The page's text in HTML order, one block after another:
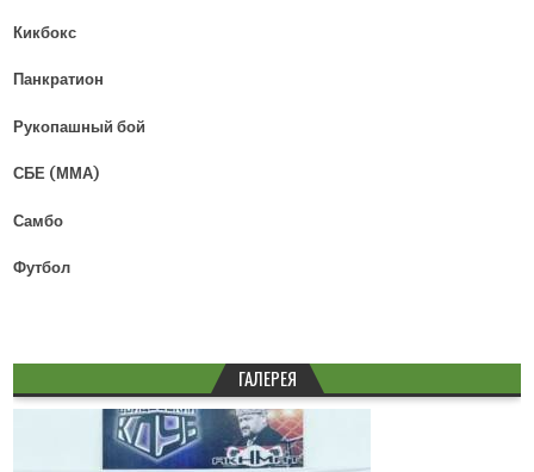
Кикбокс
Панкратион
Рукопашный бой
СБЕ (ММА)
Самбо
Футбол
ГАЛЕРЕЯ